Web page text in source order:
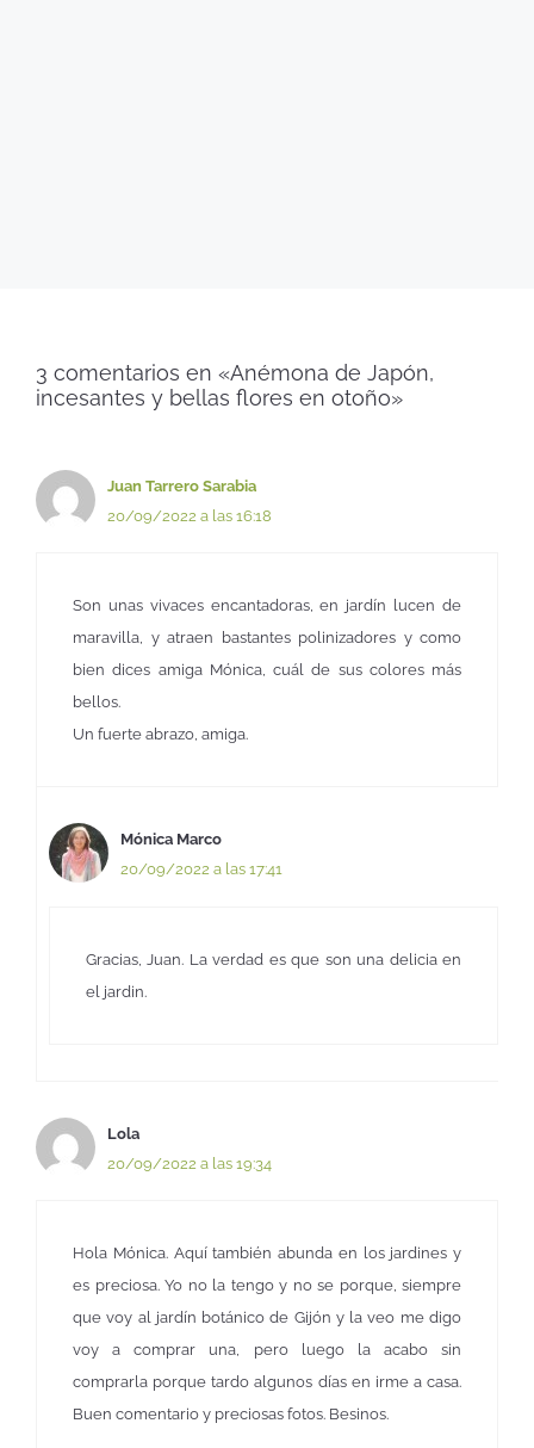
3 comentarios en «Anémona de Japón,
incesantes y bellas flores en otoño»
Juan Tarrero Sarabia
20/09/2022 a las 16:18
Son unas vivaces encantadoras, en jardín lucen de
maravilla, y atraen bastantes polinizadores y como
bien dices amiga Mónica, cuál de sus colores más
bellos.
Un fuerte abrazo, amiga.
Mónica Marco
20/09/2022 a las 17:41
Gracias, Juan. La verdad es que son una delicia en
el jardin.
Lola
20/09/2022 a las 19:34
Hola Mónica. Aquí también abunda en los jardines y
es preciosa. Yo no la tengo y no se porque, siempre
que voy al jardín botánico de Gijón y la veo me digo
voy a comprar una, pero luego la acabo sin
comprarla porque tardo algunos días en irme a casa.
Buen comentario y preciosas fotos. Besinos.